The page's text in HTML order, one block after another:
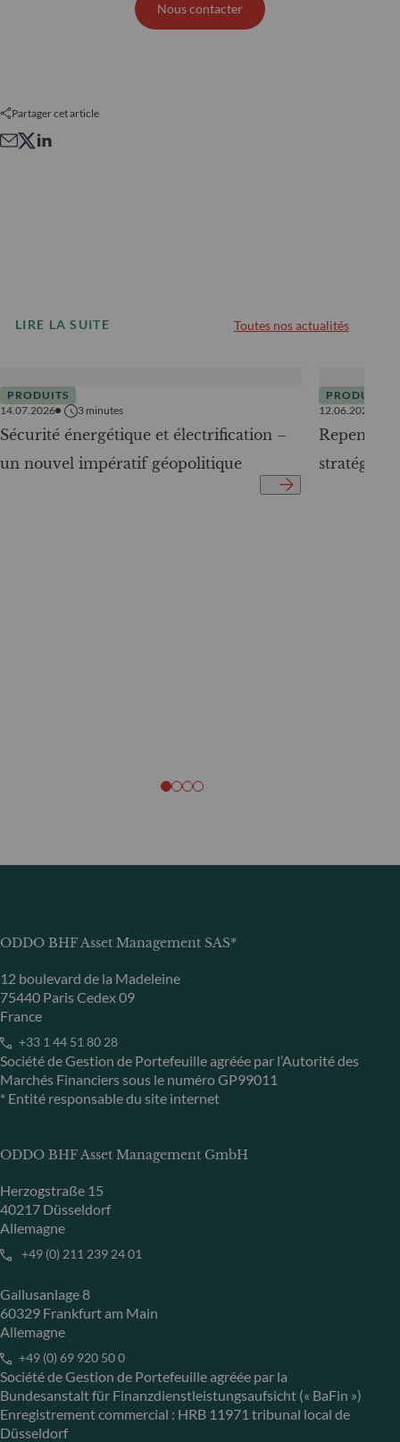
Nous contacter
Partager cet article
LIRE LA SUITE Toutes nos actualités
PRODUITS
14.07.2026
3 minutes
Sécurité énergétique et électrification –
un nouvel impératif géopolitique
PRODUITS
12.06.2026
Repenser
stratégie
ODDO BHF Asset Management SAS*
12 boulevard de la Madeleine
75440 Paris Cedex 09
France
+33 1 44 51 80 28
Société de Gestion de Portefeuille agréée par l’Autorité des
Marchés Financiers sous le numéro GP99011
* Entité responsable du site internet
ODDO BHF Asset Management GmbH
Herzogstraße 15
40217 Düsseldorf
Allemagne
+49 (0) 211 239 24 01
Gallusanlage 8
60329 Frankfurt am Main
Allemagne
+49 (0) 69 920 50 0
Société de Gestion de Portefeuille agréée par la
Bundesanstalt für Finanzdienstleistungsaufsicht (« BaFin »)
Enregistrement commercial : HRB 11971 tribunal local de
Düsseldorf